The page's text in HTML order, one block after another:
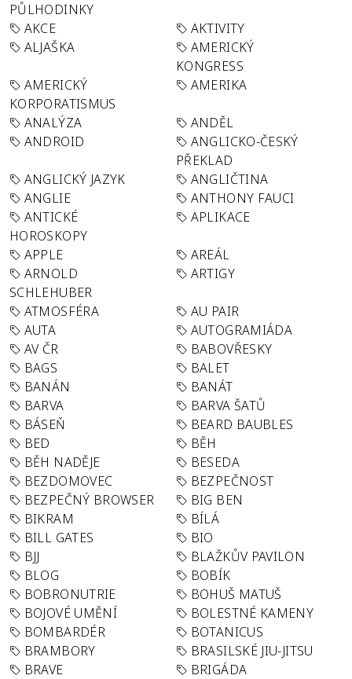
PŮLHODINKY
AKCE
AKTIVITY
ALJAŠKA
AMERICKÝ
KONGRESS
AMERICKÝ
KORPORATISMUS
AMERIKA
ANALÝZA
ANDĚL
ANDROID
ANGLICKO-ČESKÝ
PŘEKLAD
ANGLICKÝ JAZYK
ANGLIČTINA
ANGLIE
ANTHONY FAUCI
ANTICKÉ
HOROSKOPY
APLIKACE
APPLE
AREÁL
ARNOLD
SCHLEHUBER
ARTIGY
ATMOSFÉRA
AU PAIR
AUTA
AUTOGRAMIÁDA
AV ČR
BABOVŘESKY
BAGS
BALET
BANÁN
BANÁT
BARVA
BARVA ŠATŮ
BÁSEŇ
BEARD BAUBLES
BED
BĚH
BĚH NADĚJE
BESEDA
BEZDOMOVEC
BEZPEČNOST
BEZPEČNÝ BROWSER
BIG BEN
BIKRAM
BÍLÁ
BILL GATES
BIO
BJJ
BLAŽKŮV PAVILON
BLOG
BOBÍK
BOBRONUTRIE
BOHUŠ MATUŠ
BOJOVÉ UMĚNÍ
BOLESTNÉ KAMENY
BOMBARDÉR
BOTANICUS
BRAMBORY
BRASILSKÉ JIU-JITSU
BRAVE
BRIGÁDA